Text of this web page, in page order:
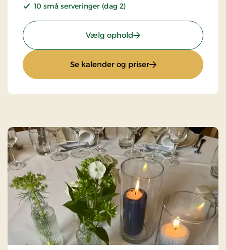
10 små serveringer (dag 2)
Vælg ophold: Gastronomisk ophold
Se kalender og priser: Gastronomisk